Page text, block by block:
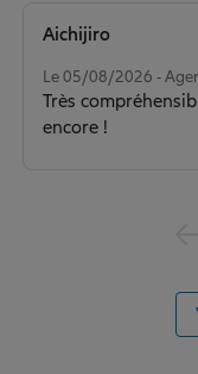
Le 05/08/2026 -
Très
encore !
Aichijiro